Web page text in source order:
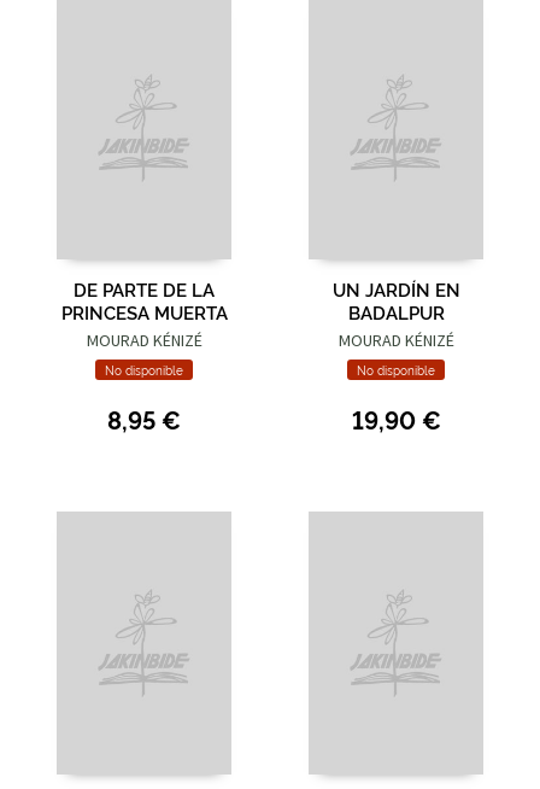
DE PARTE DE LA
PRINCESA MUERTA
MOURAD KÉNIZÉ
No disponible
8,95 €
UN JARDÍN EN
BADALPUR
MOURAD KÉNIZÉ
No disponible
19,90 €